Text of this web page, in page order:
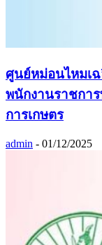
ศูนย์หม่อนไหมเ
พนักงานราชกา
การเกษตร
admin - 01/12/2025